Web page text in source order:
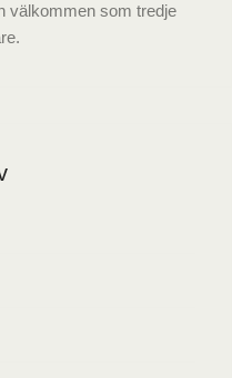
välkommen som tredje